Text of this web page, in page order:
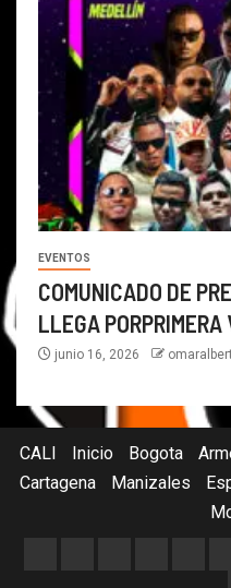
EVENTOS
COMUNICADO DE
LLEGA
junio 16, 2026
CALI Inicio Bogota
Cartagena
Manizales